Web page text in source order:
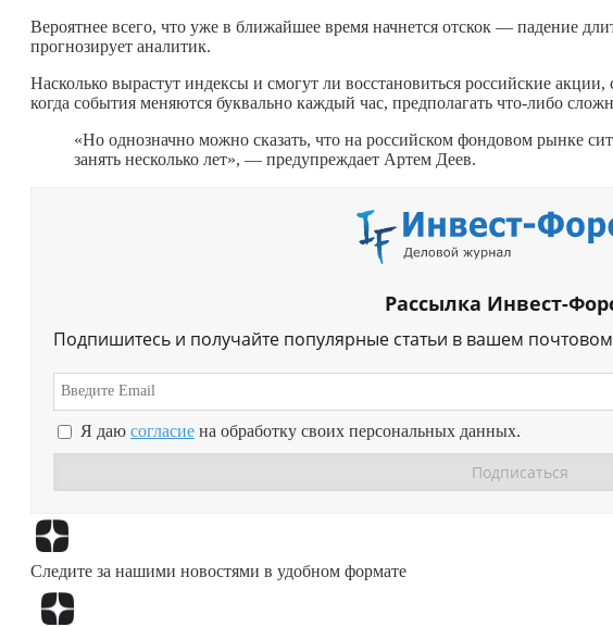
Вероятнее всего, что уже в ближайшее время начнется отскок — падение
прогнозирует аналитик.
Насколько вырастут индексы и смогут ли восстановиться российские
когда события меняются буквально каждый час, предполагать что-либо
«Но однозначно можно сказать, что на российском фондовом рынке
занять несколько лет», — предупреждает Артем Деев.
Рассылка Инвест-
Подпишитесь и получайте популярные статьи в вашем
Я даю согласие на обработку своих персональных данных.
Следите за нашими новостями в удобном формате